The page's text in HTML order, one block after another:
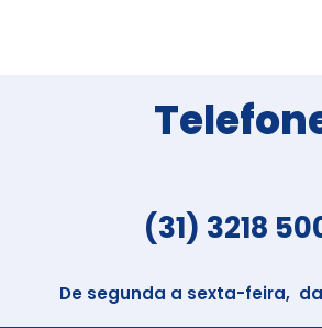
(31) 3218
De segunda a sexta-feira,